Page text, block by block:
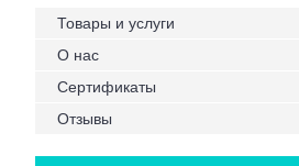
Товары и услуги
О нас
Сертификаты
Отзывы